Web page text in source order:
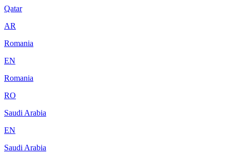
Qatar
AR
Romania
EN
Romania
RO
Saudi Arabia
EN
Saudi Arabia